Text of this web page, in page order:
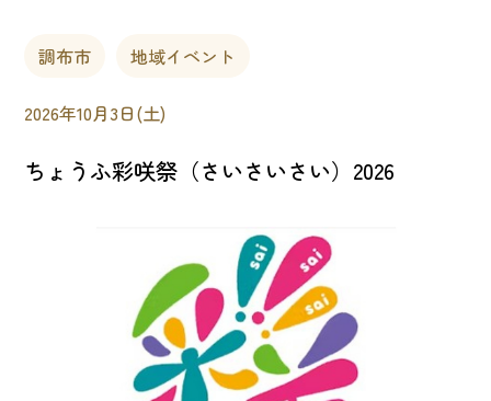
調布市 地域イベント
2026年10月3日(土)
ちょうふ彩咲祭（さいさいさい）2026